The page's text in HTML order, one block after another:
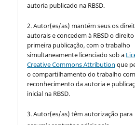
autoria publicado na RBSD.
2. Autor(es/as) mantém seus os
autorais e concedem à RBSD o
primeira publicação, com o trabalho
simultaneamente licenciado sob a
Creative Commons Attribution que
o compartilhamento do trabalho com
reconhecimento da autoria e
inicial na RBSD.
3. Autor(es/as) têm autorização para